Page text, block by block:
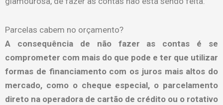
Parcelas cabem no orçamento?
A consequência de não fazer as contas é se
comprometer com mais do que pode e ter que utilizar
formas de financiamento com os juros mais altos do
mercado, como o cheque especial, o parcelamento
direto na operadora de cartão de crédito ou o rotativo